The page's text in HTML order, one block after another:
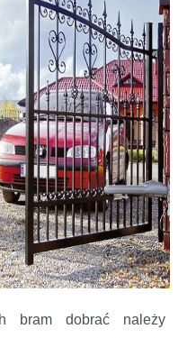
bram dobrać należy